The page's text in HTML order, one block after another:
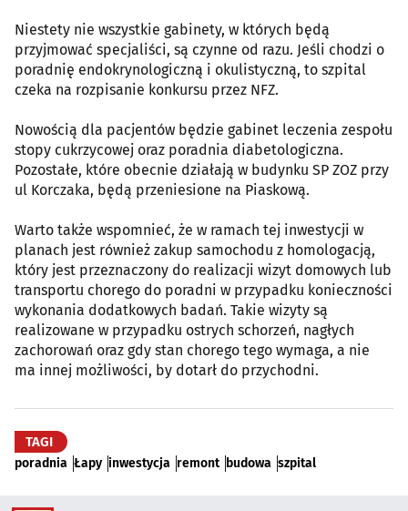
Niestety nie wszystkie gabinety, w których będą
przyjmować specjaliści, są czynne od razu. Jeśli chodzi o
poradnię endokrynologiczną i okulistyczną, to szpital
czeka na rozpisanie konkursu przez NFZ.
Nowością dla pacjentów będzie gabinet leczenia zespołu
stopy cukrzycowej oraz poradnia diabetologiczna.
Pozostałe, które obecnie działają w budynku SP ZOZ przy
ul Korczaka, będą przeniesione na Piaskową.
Warto także wspomnieć, że w ramach tej inwestycji w
planach jest również zakup samochodu z homologacją,
który jest przeznaczony do realizacji wizyt domowych lub
transportu chorego do poradni w przypadku konieczności
wykonania dodatkowych badań. Takie wizyty są
realizowane w przypadku ostrych schorzeń, nagłych
zachorowań oraz gdy stan chorego tego wymaga, a nie
ma innej możliwości, by dotarł do przychodni.
TAGI
poradnia Łapy inwestycja remont budowa szpital